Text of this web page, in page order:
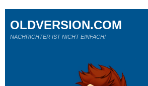
OLDVERSION.COM
NACHRICHTER IST NICHT EINFACH!